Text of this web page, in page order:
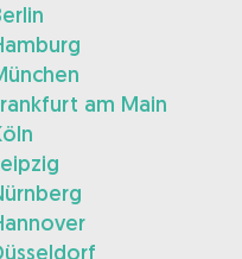
am Main